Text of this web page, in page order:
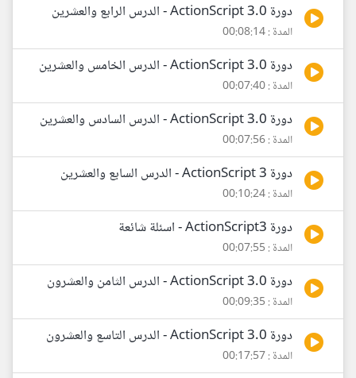
دورة ActionScript 3.0 - الدرس الرابع والعشرين
المدة : 00:08:14
دورة ActionScript 3.0 - الدرس الخامس والعشرين
المدة : 00:07:40
دورة ActionScript 3.0 - الدرس السادس والعشرين
المدة : 00:07:56
دورة ActionScript 3 - الدرس السابع والعشرين
المدة : 00:10:24
دورة ActionScript3 - اسئلة شائعة
المدة : 00:07:55
دورة ActionScript 3.0 - الدرس الثامن والعشرون
المدة : 00:09:35
دورة ActionScript 3.0 - الدرس التاسع والعشرون
المدة : 00:17:57